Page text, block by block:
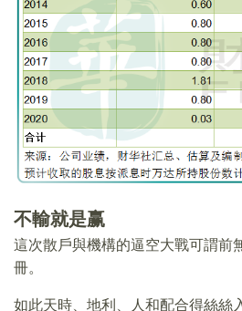
不輸就是赢
這次散戶與機構的逼空大戰可謂前
冊。
如此天時、地利、人和配合得絲絲